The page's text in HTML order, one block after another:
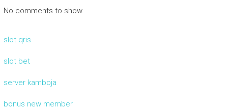
No comments to show.
slot qris
slot bet
server kamboja
bonus new member